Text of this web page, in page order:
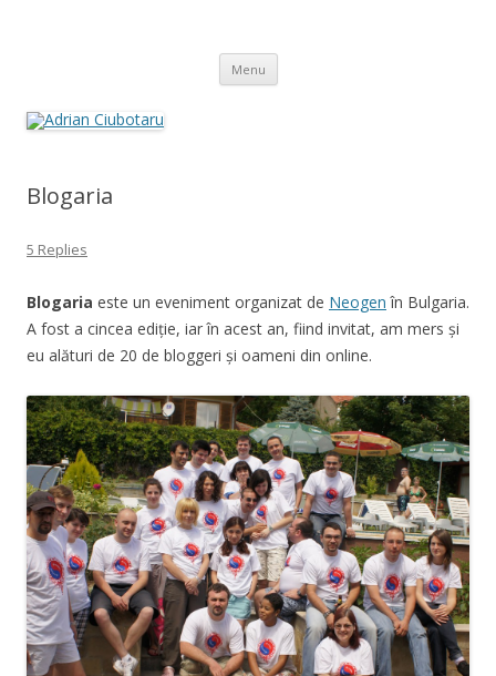
Menu Skip
content
Blogaria
5 Replies
Blogaria este un eveniment organizat de Neogen în Bulgaria.
A fost a cincea ediție, iar în acest an, fiind invitat, am mers și
eu alături de 20 de bloggeri și oameni din online.